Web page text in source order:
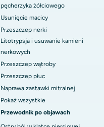
pęcherzyka żółciowego
Usunięcie macicy
Przeszczep nerki
Litotrypsja i usuwanie kamieni
nerkowych
Przeszczep wątroby
Przeszczep płuc
Naprawa zastawki mitralnej
Pokaż wszystkie
Przewodnik po objawach